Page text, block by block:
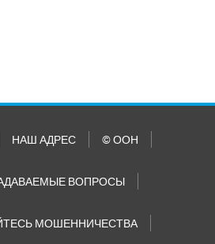
НАШ АДРЕС © ООН
ВОПРОСЫ
МОШЕННИЧЕСТВА